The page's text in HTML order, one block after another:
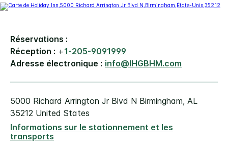
Réservations :
Réception : +1-205-9091999
Adresse électronique : info@IHGBHM.com
5000 Richard Arrington Jr Blvd N Birmingham, AL
35212 United States
Informations sur le stationnement et les
transports